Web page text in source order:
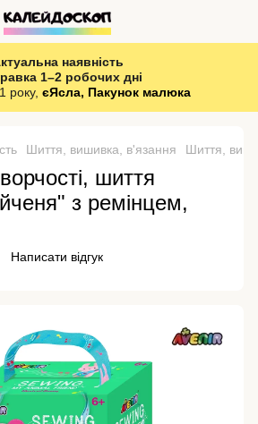
наявність
1–2 робочих дні
року, єЯсла, Пакунок малюка
Шиття, вишивка, в'язання Шиття,
шиття
з ремінцем,
Написати відгук